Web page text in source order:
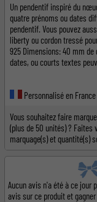
Un pendentif inspiré du
quatre prénoms ou dates
pendentif. Vous pouvez
liberty ou cordon tressé
925 Dimensions: 40 mm
dates, ou courts textes
Personnalisé en France
Vous souhaitez faire
(plus de 50 unités) ? Faites
marquage(s) et quantité(s)
Aucun avis n'a été à ce jour
avis sur ce produit et